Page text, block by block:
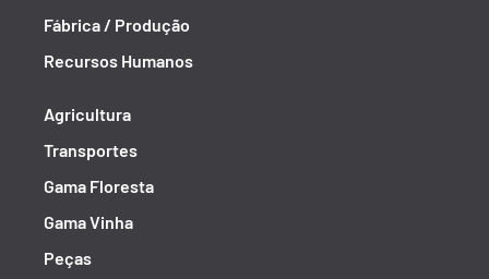
Fábrica / Produção
Recursos Humanos
Agricultura
Transportes
Gama Floresta
Gama Vinha
Peças